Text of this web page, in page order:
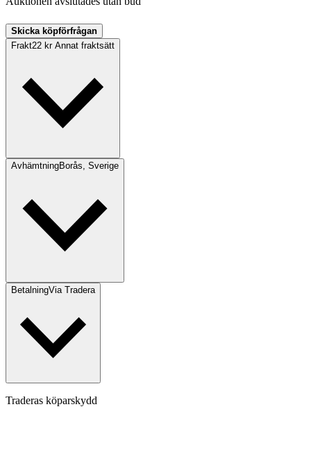
Skicka köpförfrågan
Frakt22 kr Annat fraktsätt
AvhämtningBorås, Sverige
BetalningVia Tradera
Traderas köparskydd